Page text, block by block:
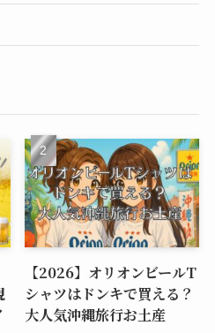
【2026】オリオンビールT
シャツはドンキで買える？
大人気沖縄旅行お土産